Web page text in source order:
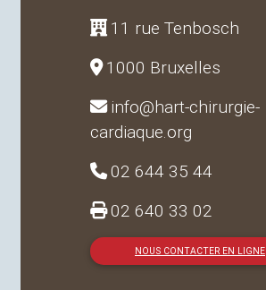
11 rue Tenbosch
1000 Bruxelles
info@hart-chirurgie-
cardiaque.org
02 644 35 44
02 640 33 02
NOUS CONTACTER EN LIGNE